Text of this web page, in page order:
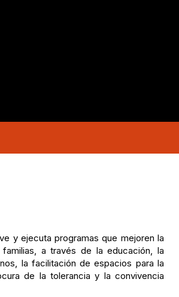
y ejecuta programas que mejoren la
a través de la educación, la
la facilitación de espacios para la
de la tolerancia y la convivencia